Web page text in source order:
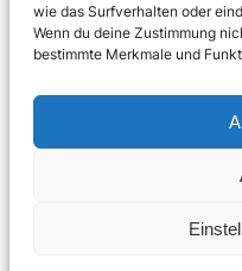
wie das Surfverhalten oder
Wenn du deine Zustimmung
bestimmte Merkmale und
Microsoft Purview,
Management, Data
Impressum &